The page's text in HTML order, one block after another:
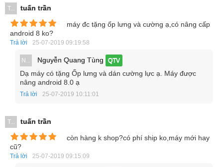
T... tuấn trần
máy đc tặng ốp lưng và cường ạ,có nâng cấp
android 8 ko?
Trả lời 25-07-2019 09:19:58
N... Nguyễn Quang Tùng QTV
Dạ máy có tặng Ốp lưng và dán cường lực ạ. Máy được
nâng android 8.0 ạ
Trả lời 25-07-2019 10:11:01
T... tuấn trần
còn hàng k shop?có phí ship ko,máy mới hay
cũ?
Trả lời 25-07-2019 09:15:09